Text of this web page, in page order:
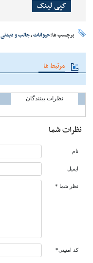
کپی لینک
برچسب ها:حیوانات،جالب و دیدنی
مرتبط ها
نظرات بینندگان
نظرات شما
نام
ایمیل
نظر شما *
کد امنیتی*